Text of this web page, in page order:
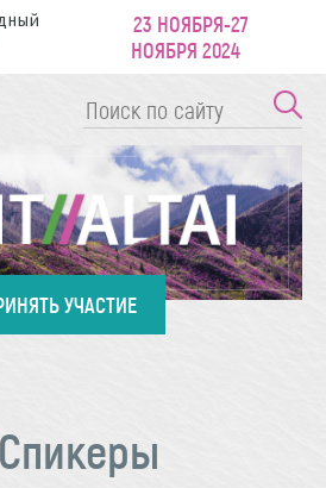
23 НОЯБРЯ-27
НОЯБРЯ 2024
УЧАСТИЕ
Спикеры